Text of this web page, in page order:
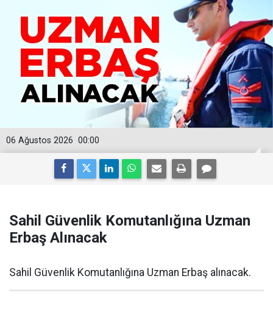
00:00
06 Ağustos 2026
Sahil Güvenlik Komutanlığına Uzman
Erbaş Alınacak
Sahil Güvenlik Komutanlığına Uzman Erbaş alınacak.